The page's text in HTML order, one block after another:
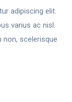
adipiscing elit.
varius ac nisl.
scelerisque